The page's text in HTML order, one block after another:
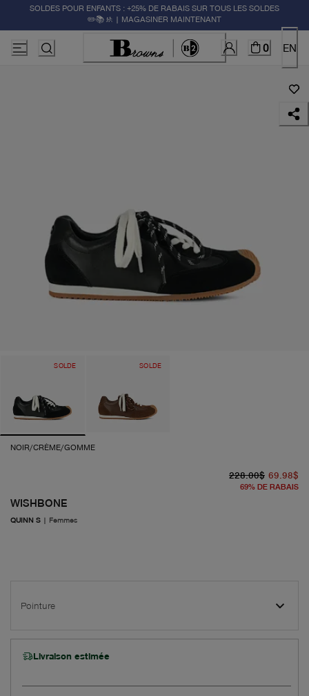
SOLDES POUR ENFANTS : +25% DE RABAIS SUR TOUS LES SOLDES
✏️📚🚸 | MAGASINER MAINTENANT
0 EN
SOLDE SOLDE
NOIR/CRÈME/GOMME
WISHBONE
QUINN S | Femmes
228.00$ 69.98$
69% DE RABAIS
Pointure
Livraison estimée